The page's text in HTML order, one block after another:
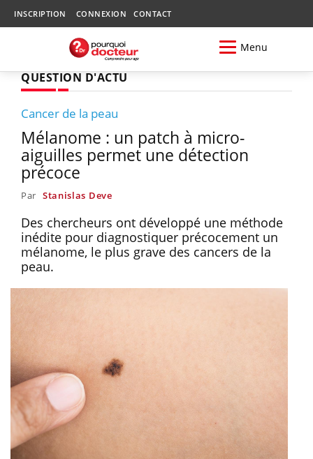
INSCRIPTION CONNEXION CONTACT
Menu
QUESTION D'ACTU
Cancer de la peau
Mélanome : un patch à micro-
aiguilles permet une détection
précoce
Par Stanislas Deve
Des chercheurs ont développé une méthode
inédite pour diagnostiquer précocement un
mélanome, le plus grave des cancers de la
peau.